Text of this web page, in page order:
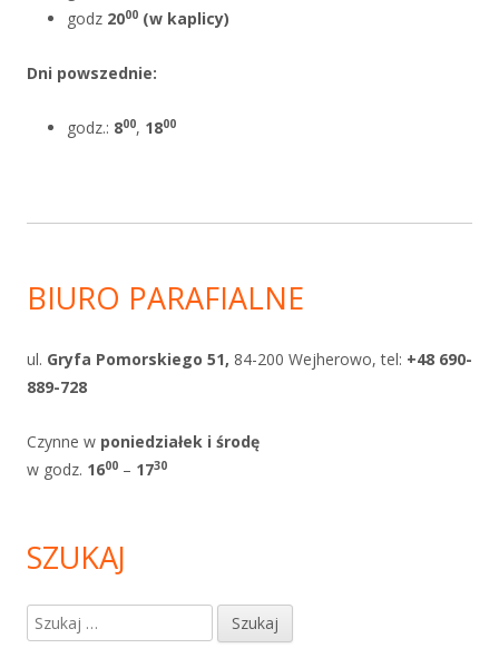
godz 2000 (w kaplicy)
Dni powszednie:
godz.: 800, 1800
BIURO PARAFIALNE
ul. Gryfa Pomorskiego 51, 84-200 Wejherowo, tel: +48 690-
889-728
Czynne w poniedziałek i środę
w godz. 1600 – 1730
SZUKAJ
Szukaj: